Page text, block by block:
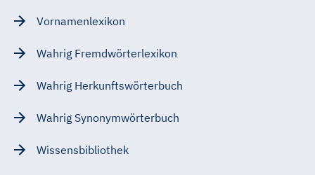
Vornamenlexikon
Wahrig Fremdwörterlexikon
Wahrig Herkunftswörterbuch
Wahrig Synonymwörterbuch
Wissensbibliothek